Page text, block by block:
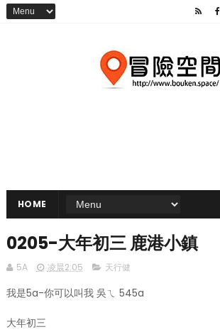
HOME
0205-大年初三 鹿港小鎮
5A 凌晨2:05 天行健
我是5a-你可以叫我 吳ㄟ 545a
大年初三